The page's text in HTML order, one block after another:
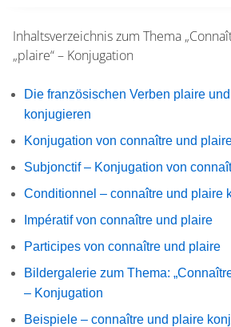
Inhaltsverzeichnis zum Thema
„plaire“ – Konjugation
Die französischen Verben plaire
konjugieren
Konjugation von connaître und
Subjonctif – Konjugation von
Conditionnel – connaître und plaire
Impératif von connaître und plaire
Participes von connaître und plaire
Bildergalerie zum Thema:
– Konjugation
Beispiele – connaître und plaire